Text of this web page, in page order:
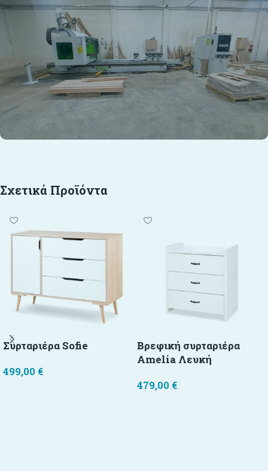
Σχετικά Προϊόντα
Συρταριέρα Sofie
499,00 €
Βρεφική συρταριέρα
Amelia Λευκή
479,00 €